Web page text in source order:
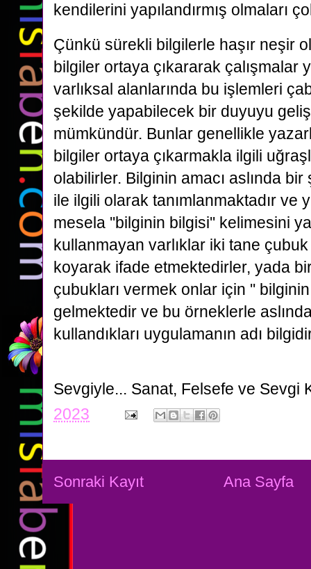
kendilerini yapılandırmış olmaları
Çünkü sürekli bilgilerle haşır neşir
bilgiler ortaya çıkararak çalışmalar
varlıksal alanlarında bu işlemleri
şekilde yapabilecek bir duyuyu
mümkündür. Bunlar genellikle
bilgiler ortaya çıkarmakla ilgili
olabilirler. Bilginin amacı aslında bir
ile ilgili olarak tanımlanmaktadır ve
mesela ''bilginin bilgisi'' kelimesini
kullanmayan varlıklar iki tane çubuk
koyarak ifade etmektedirler, yada
çubukları vermek onlar için ''
gelmektedir ve bu örneklerle
kullandıkları uygulamanın adı
Sevgiyle... Sanat, Felsefe ve Sevgi
2023
Sonraki Kayıt Ana Sayfa